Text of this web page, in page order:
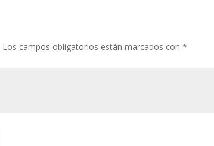
Los campos obligatorios están marcados con*